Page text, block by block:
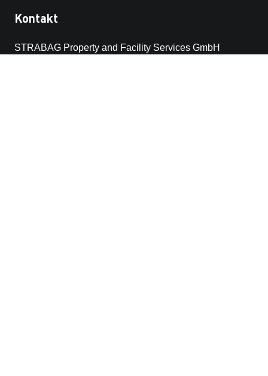
Kontakt
STRABAG Property and Facility Services GmbH